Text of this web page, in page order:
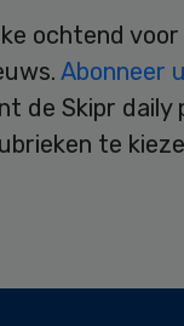
ochtend
Abonneer
de Skipr
te